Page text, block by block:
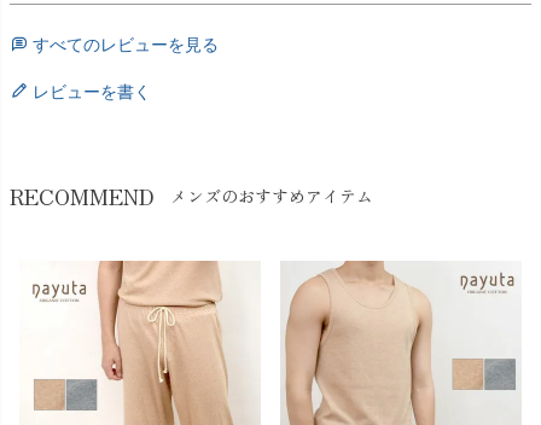
すべてのレビューを見る
レビューを書く
RECOMMEND メンズのおすすめアイテム